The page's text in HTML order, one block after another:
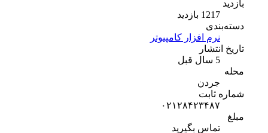
دسته‌بندی
نرم افزار کامپیوتر
تاریخ انتشار
جردن
شماره ثابت
۰۲۱۲۸۴۲۳۴۸۷
تماس بگیرید